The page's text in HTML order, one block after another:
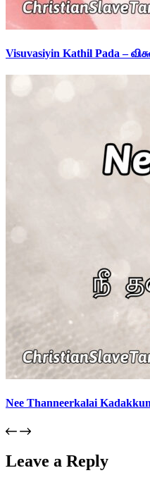
Visuvasiyin Kathil Pada –
Nee Thanneerkalai
Leave a Reply